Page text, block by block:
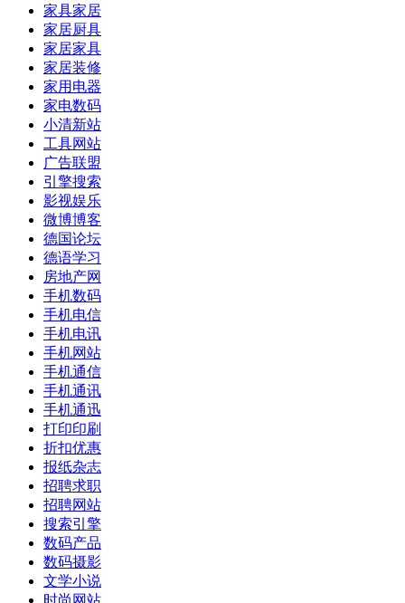
家具家居
家居厨具
家居家具
家居装修
家用电器
家电数码
小清新站
工具网站
广告联盟
引擎搜索
影视娱乐
微博博客
德国论坛
德语学习
房地产网
手机数码
手机电信
手机电讯
手机网站
手机通信
手机通讯
手机通迅
打印印刷
折扣优惠
报纸杂志
招聘求职
招聘网站
搜索引擎
数码产品
数码摄影
文学小说
时尚网站